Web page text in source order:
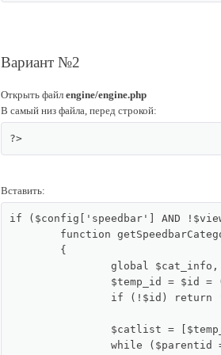
Вариант №2
Открыть файл engine/engine.php
В самый низ файла, перед строкой:
?>
Вставить:
if ($config['speedbar'] AND